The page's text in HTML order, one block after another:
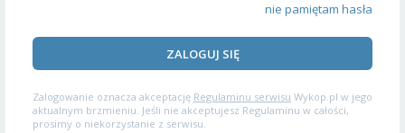
nie pamiętam hasła
ZALOGUJ SIĘ
Zalogowanie oznacza akceptację Regulaminu serwisu Wykop.pl w jego
aktualnym brzmieniu. Jeśli nie akceptujesz Regulaminu w całości,
prosimy o niekorzystanie z serwisu.